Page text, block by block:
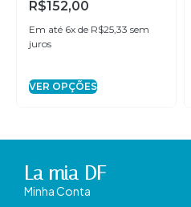
R$152,00
Em até 6x de R$25,33 sem
juros
VER OPÇÕES
La mia DF
Minha Conta